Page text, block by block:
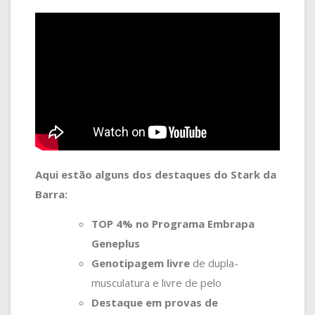
Aqui estão alguns dos destaques do Stark da
Barra:
TOP 4% no Programa Embrapa
Geneplus
Genotipagem livre de dupla-
musculatura e livre de pelo
Destaque em provas de